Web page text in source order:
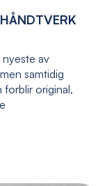
av
samtidig
forblir original,